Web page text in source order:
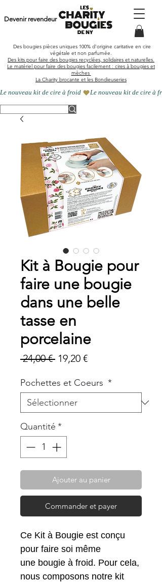
Des bougies pièces uniques 100% d'origine caritative en cire
végétale et non parfumée.
Des kits pour faire des bougies recyclées, solidaires et naturelles.
Le matériel pour faire des bougies facilement : cires à bougies et
mèches
La Charity brocante et les Bondieuseries
Devenir revendeur
Le nouveau kit de cire à froid
Kit à Bougie pour
faire une bougie
dans une belle
tasse en
porcelaine
24,00 € Prix
19,20 €Prix
Pochettes et Coeurs *
Quantité *
Ajouter au panier
Commander et payer
Ce Kit à Bougie est conçu
pour faire soi même
une bougie à froid. Pour cela,
nous composons notre kit